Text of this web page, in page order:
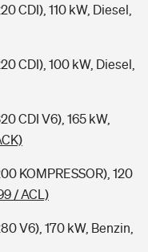
CDI), 110 kW, Diesel,
CDI), 100 kW, Diesel,
CDI V6), 165 kW,
KOMPRESSOR), 120
/ ACL)
V6), 170 kW, Benzin,